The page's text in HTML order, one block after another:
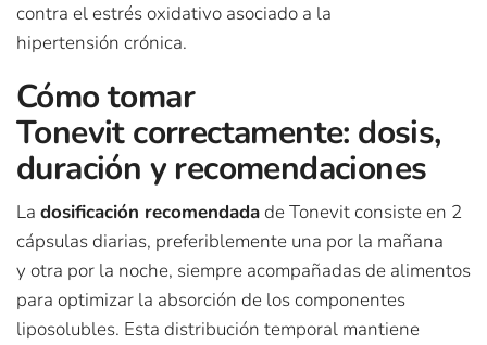
contra el estrés oxidativo asociado a la
hipertensión crónica.
Cómo tomar
Tonevit correctamente: dosis,
duración y recomendaciones
La dosificación recomendadade Tonevit consiste en 2
cápsulas diarias, preferiblemente una por la mañana
y otra por la noche, siempre acompañadas de alimentos
para optimizar la absorción de los componentes
liposolubles. Esta distribución temporal mantiene